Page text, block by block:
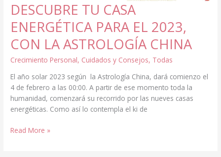
DESCUBRE TU CASA
ENERGÉTICA PARA EL 2023,
CON LA ASTROLOGÍA CHINA
Crecimiento Personal, Cuidados y Consejos, Todas
El año solar 2023 según la Astrología China, dará comienzo el
4 de febrero a las 00:00. A partir de ese momento toda la
humanidad, comenzará su recorrido por las nueves casas
energéticas. Como así lo contempla el ki de
DESCUBRE
Read More »